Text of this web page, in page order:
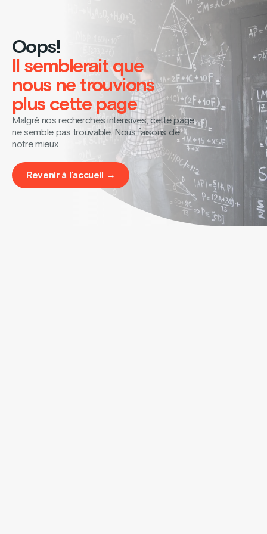
Oops!
Il semblerait que
nous ne trouvions
plus cette page
Malgré nos recherches intensives, cette page
ne semble pas trouvable. Nous faisons de
notre mieux
Revenir à l’accueil →